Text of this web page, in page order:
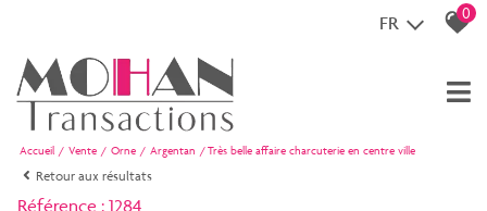
FR 0
Accueil Vente Orne Argentan Très belle affaire charcuterie en centre ville
Retour aux résultats
Référence : 1284